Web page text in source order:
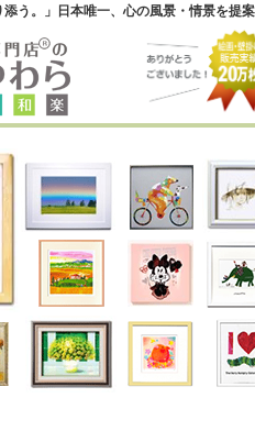
添う。」日本唯一、心の風景・情景を